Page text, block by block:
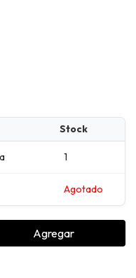
Stock
1
Agotado
Agregar